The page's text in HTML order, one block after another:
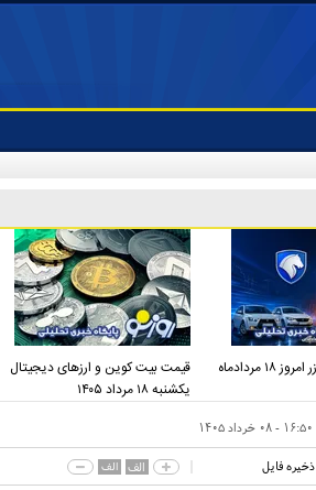
قیمت خودرو در بازر امروز ۱۸ مردادماه
قیمت بیت کوین و ارز‌های دیجیتال
یکشنبه ۱۸ مرداد ۱۴۰۵
۱۶:۵۰ - ۰۸ خرداد ۱۴۰۵
ذخیره فایل الف الف